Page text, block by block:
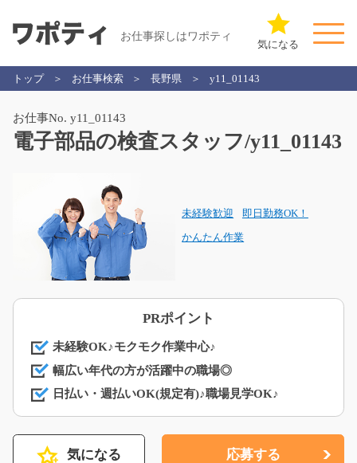
お仕事探しはワポティ
気になる
トップ お仕事検索 長野県 y11_01143
お仕事No. y11_01143
電子部品の検査スタッフ/y11_01143
未経験歓迎 即日勤務OK！
かんたん作業
PRポイント
未経験OK♪モクモク作業中心♪
幅広い年代の方が活躍中の職場◎
日払い・週払いOK(規定有)♪職場見学OK♪
気になる 応募する